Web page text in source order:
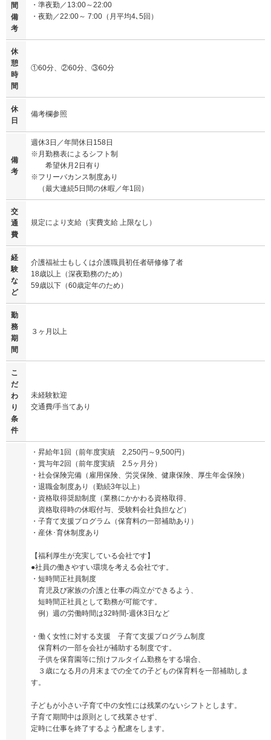
間
備
考
・準夜勤／13:00～22:00
・夜勤／22:00～ 7:00（月平均4､5回）
休
憩
時
間
①60分、②60分、③60分
休
日
備考欄参照
備
考
週休3日／年間休日158日
※月勤務表によるシフト制
希望休月2日有り
※フリーバカンス制度あり
（最大連続5日間の休暇／年1回）
交
通
費
規定により支給（実費支給 上限なし）
経
験
な
ど
介護福祉士もしくは介護職員初任者研修修了者
18歳以上（深夜勤務のため）
59歳以下（60歳定年のため）
勤
務
期
間
３ヶ月以上
こ
だ
わ
り
条
件
未経験歓迎
交通費/手当てあり
・昇給年1回（前年度実績 2,250円～9,500円）
・賞与年2回（前年度実績 2.5ヶ月分）
・社会保険完備（雇用保険、労災保険、健康保険、厚生年金保険）
・退職金制度あり（勤続3年以上）
・資格取得奨励制度（業務にかかわる資格取得、
資格取得時の休暇付与、受験料会社負担など）
・子育て支援プログラム（保育料の一部補助あり）
・産休･育休制度あり
【福利厚生が充実している会社です】
●社員の働きやすい環境を考える会社です。
・短時間正社員制度
育児及び家族の介護と仕事の両立ができるよう、
短時間正社員として勤務が可能です。
例）週の労働時間は32時間-週休3日など
・働く女性に対する支援 子育て支援プログラム制度
保育料の一部を会社が補助する制度です。
子供を保育園等に預けフルタイム勤務をする場合、
３歳になる月の月末までの全ての子どもの保育料を一部補助しま
す。
子どもが小さい子育て中の女性には残業のないシフトとします。
子育て期間中は原則として残業させず、
定時に仕事を終了するよう配慮をします。